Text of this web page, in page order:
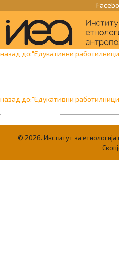
Едукативни
деца и
назад до:"Едукативни
назад до:"Едукативни
© 2026. Институт за